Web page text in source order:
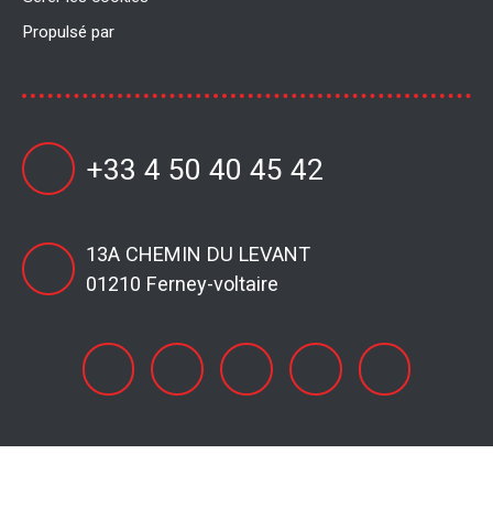
Propulsé par
+33 4 50 40 45 42
13A CHEMIN DU LEVANT
01210 Ferney-voltaire